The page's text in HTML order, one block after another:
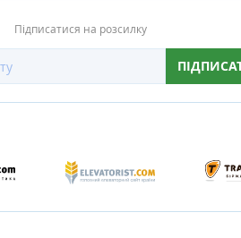
Підписатися на розсилку